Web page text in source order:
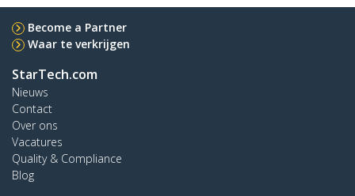
Become a Partner
Waar te verkrijgen
StarTech.com
Nieuws
Contact
Over ons
Vacatures
Quality & Compliance
Blog